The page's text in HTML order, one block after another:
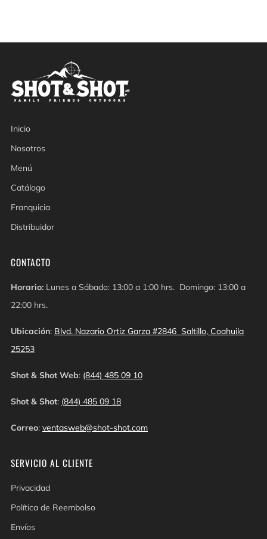
Inicio
Nosotros
Menú
Catálogo
Franquicia
Distribuidor
CONTACTO
Horario: Lunes a Sábado: 13:00 a 1:00 hrs. Domingo: 13:00 a
22:00 hrs.
Ubicación: Blvd. Nazario Ortiz Garza #2846 Saltillo, Coahuila
25253
Shot & Shot Web: (844) 485 09 10
Shot & Shot: (844) 485 09 18
Correo: ventasweb@shot-shot.com
SERVICIO AL CLIENTE
Privacidad
Política de Reembolso
Envíos